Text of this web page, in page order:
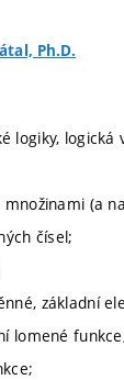
Ph.D.
logiky, logická
(a
čísel;
základní
lomené